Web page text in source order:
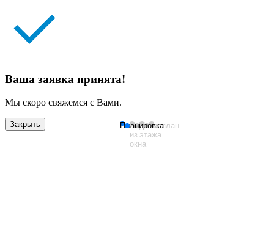
Планировка
Вид
из
окна
План
этажа
Генплан
Ваша заявка принята!
Мы скоро свяжемся с Вами.
Закрыть